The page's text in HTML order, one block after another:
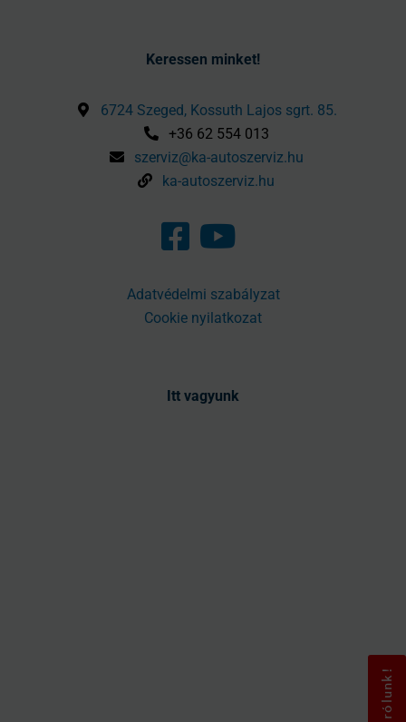
Keressen minket!
6724 Szeged, Kossuth Lajos sgrt. 85.
+36 62 554 013
szerviz@ka-autoszerviz.hu
ka-autoszerviz.hu
Adatvédelmi szabályzat
Cookie nyilatkozat
Itt vagyunk